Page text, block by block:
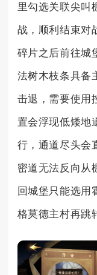
里勾选关联尖叫
战，顺利结束对
碎片之后前往城
法树木枝条具备
击退，需要使用
置会浮现低矮地
行，通道尽头会
密道无法反向从
回城堡只能选用
格莫德主村再跳